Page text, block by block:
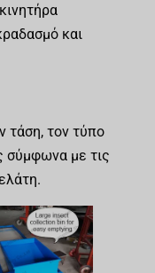
και
τάση, τον τύπο
σύμφωνα με τις